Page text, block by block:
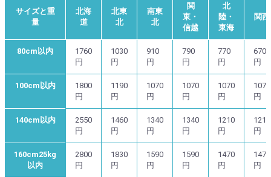
サイズと重
量
北海
道
北東
北
南東
北
関
東・
信越
北
陸・
東海
関西
80cm以内
1760
円
1030
円
910
円
790
円
770
円
670
円
100cm以内
1800
円
1190
円
1070
円
1070
円
1070
円
1070
円
140cm以内
2550
円
1460
円
1340
円
1340
円
1210
円
1210
円
160cm25kg
以内
2800
円
1830
円
1590
円
1590
円
1470
円
1470
円